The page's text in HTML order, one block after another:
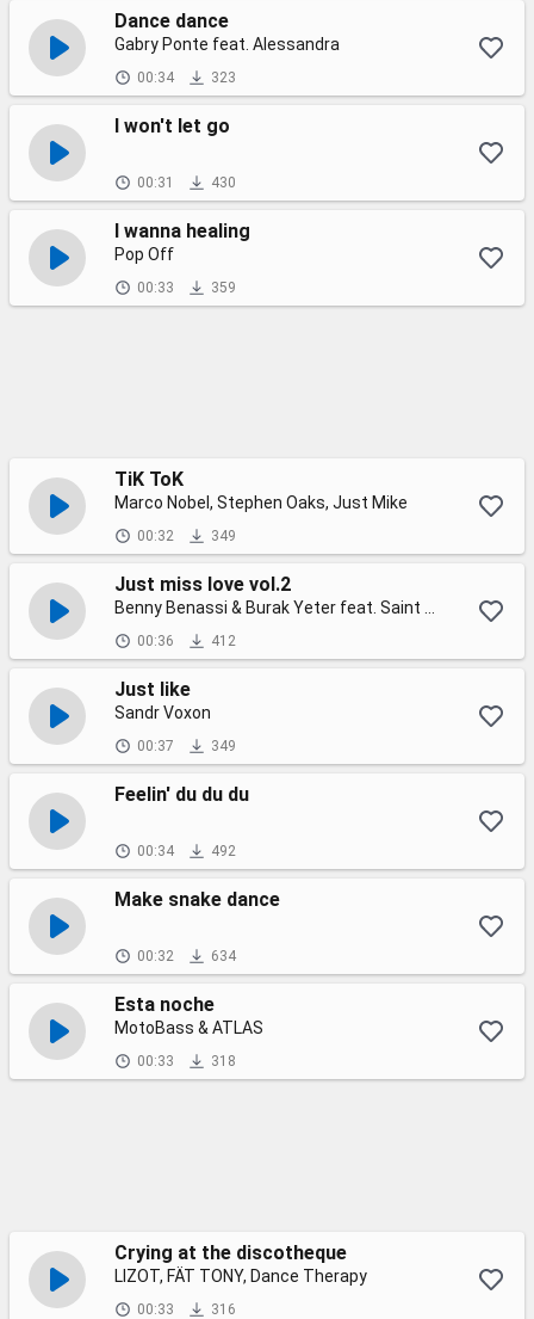
Dance dance
Gabry Ponte feat. Alessandra
00:34 323
I won't let go
00:31 430
I wanna healing
Pop Off
00:33 359
TiK ToK
Marco Nobel, Stephen Oaks, Just Mike
00:32 349
Just miss love vol.2
00:36 412
Just like
Sandr Voxon
00:37 349
Feelin' du du du
00:34 492
Make snake dance
00:32 634
Esta noche
MotoBass & ATLAS
00:33 318
Crying at the discotheque
LIZOT, FÄT TONY, Dance Therapy
00:33 316